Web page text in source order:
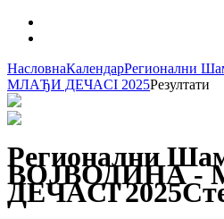
НасловнаКалендарРегионални
МЛАЂИ ДЕЧАCI 2025Резултати
Регионални
ВОЈВОДИНА -
ДЕЧАCI 2025